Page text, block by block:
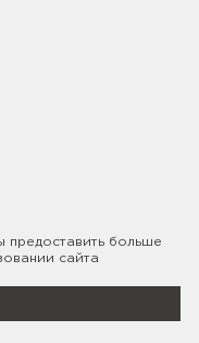
предоставить больше
сайта